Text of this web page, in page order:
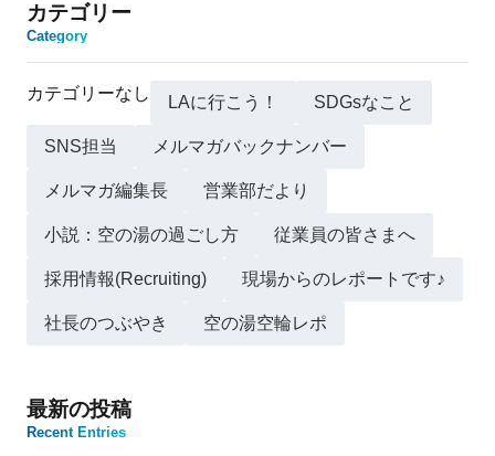
カテゴリー
Category
カテゴリーなし LAに行こう！ SDGsなこと
SNS担当 メルマガバックナンバー
メルマガ編集長 営業部だより
小説：空の湯の過ごし方 従業員の皆さまへ
採用情報(Recruiting) 現場からのレポートです♪
社長のつぶやき 空の湯空輪レポ
最新の投稿
Recent Entries